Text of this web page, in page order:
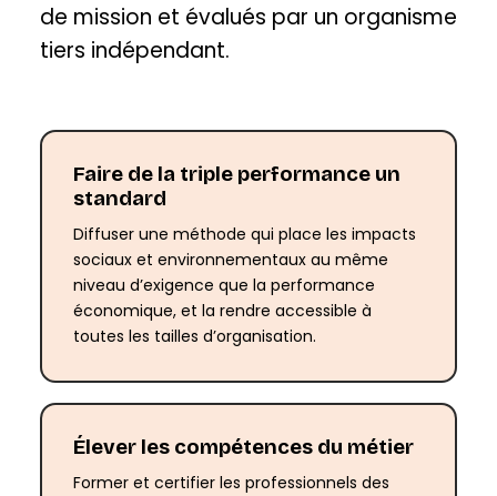
de mission et évalués par un organisme
tiers indépendant.
Faire de la triple performance un
standard
Diffuser une méthode qui place les impacts
sociaux et environnementaux au même
niveau d’exigence que la performance
économique, et la rendre accessible à
toutes les tailles d’organisation.
Élever les compétences du métier
Former et certifier les professionnels des